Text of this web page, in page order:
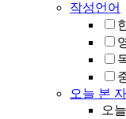
작성언어
오늘 본
오